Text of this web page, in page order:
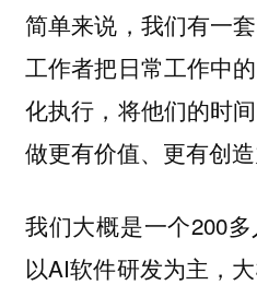
简单来说，我们有一
工作者把日常工作中
化执行，将他们的时
做更有价值、更有创造
我们大概是一个200
以AI软件研发为主，